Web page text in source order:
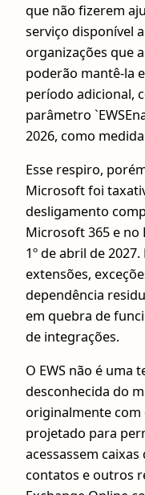
que não fizerem
serviço disponível
organizações que
poderão mantê-la
período adicional,
parâmetro
2026, como
Esse respiro,
Microsoft foi
desligamento
Microsoft 365 e no
1º de abril de
extensões,
dependência
em quebra de
de integrações.
O EWS não é uma
desconhecida do
originalmente com
projetado para
acessassem
contatos e outros